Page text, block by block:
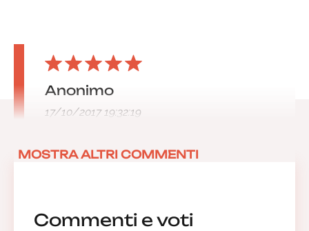
Commenti e voti
Anonimo
17/10/2017 19:32:19
MOSTRA ALTRI COMMENTI